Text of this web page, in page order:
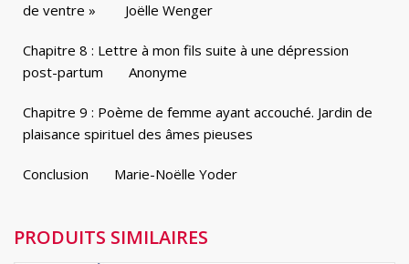
de ventre » Joëlle Wenger
Chapitre 8 : Lettre à mon fils suite à une dépression
post-partum Anonyme
Chapitre 9 : Poème de femme ayant accouché. Jardin de
plaisance spirituel des âmes pieuses
Conclusion Marie-Noëlle Yoder
PRODUITS SIMILAIRES